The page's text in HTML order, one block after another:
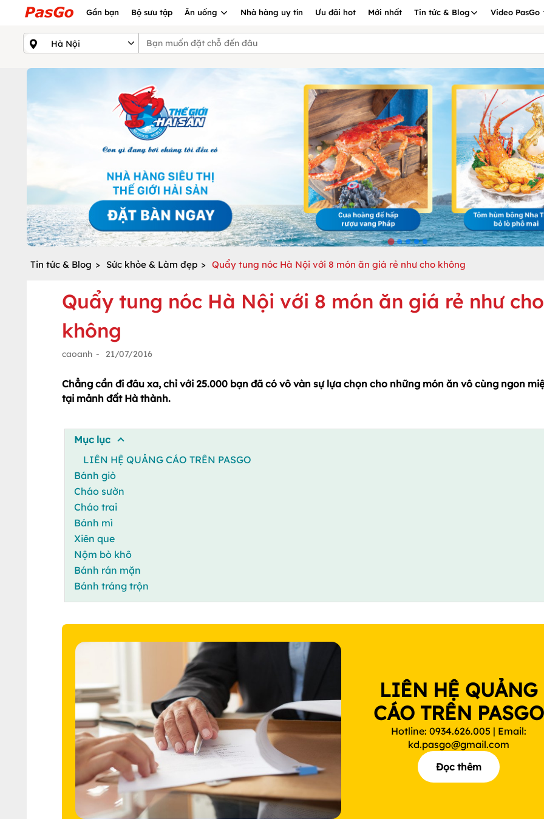
Gần bạn Bộ sưu tập Ăn uống Nhà hàng uy tín Ưu đãi hot Mới nhất Tin tức & Blog Video PasGo
Tin tức & Blog > Sức khỏe & Làm đẹp > Quẩy tung nóc Hà Nội với 8 món ăn giá rẻ như cho không
Quẩy tung nóc Hà Nội với 8 món ăn giá rẻ như cho
không
caoanh - 21/07/2016
Chẳng cần đi đâu xa, chỉ với 25.000 bạn đã có vô vàn sự lựa chọn cho những món ăn vô cùng ngon
tại mảnh đất Hà thành.
Mục lục
LIÊN HỆ QUẢNG CÁO TRÊN PASGO
Bánh giò
Cháo sườn
Cháo trai
Bánh mì
Xiên que
Nộm bò khô
Bánh rán mặn
Bánh tráng trộn
LIÊN HỆ QUẢNG
CÁO TRÊN PASGO
Hotline: 0934.626.005 | Email:
kd.pasgo@gmail.com
Đọc thêm